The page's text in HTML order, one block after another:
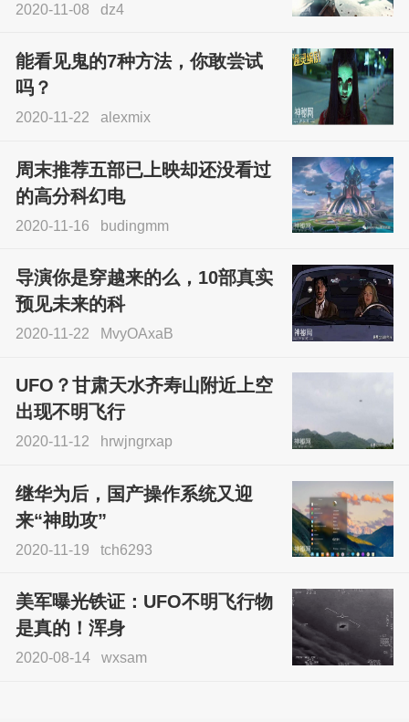
2020-11-08 dz4
能看见鬼的7种方法，你敢尝试
吗？
2020-11-22 alexmix
周末推荐五部已上映却还没看过
的高分科幻电
2020-11-16 budingmm
导演你是穿越来的么，10部真实
预见未来的科
2020-11-22 MvyOAxaB
UFO？甘肃天水齐寿山附近上空
出现不明飞行
2020-11-12 hrwjngrxap
继华为后，国产操作系统又迎
来“神助攻”
2020-11-19 tch6293
美军曝光铁证：UFO不明飞行物
是真的！浑身
2020-08-14 wxsam